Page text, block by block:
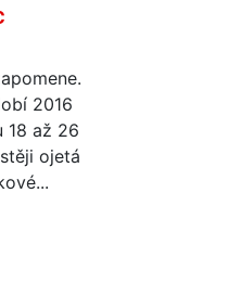
2016
18 až 26
ojetá